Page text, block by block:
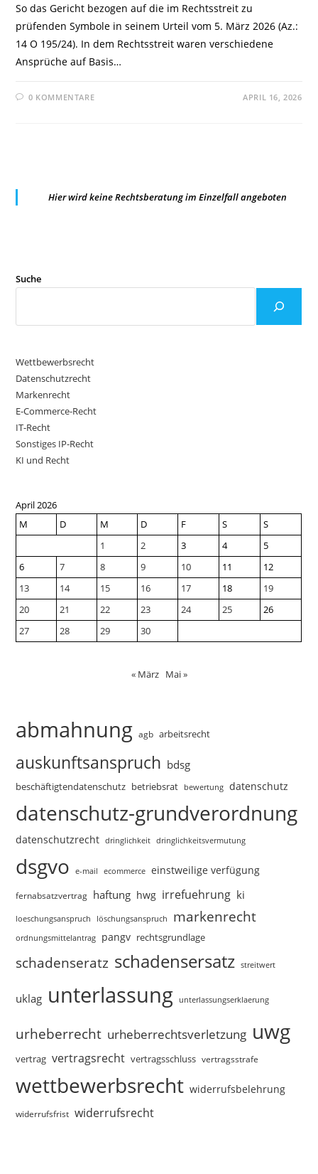
So das Gericht bezogen auf die im Rechtsstreit zu
prüfenden Symbole in seinem Urteil vom 5. März 2026 (Az.:
14 O 195/24). In dem Rechtsstreit waren verschiedene
Ansprüche auf Basis…
0 KOMMENTARE APRIL 16, 2026
Hier wird keine Rechtsberatung im Einzelfall angeboten
Suche
Wettbewerbsrecht
Datenschutzrecht
Markenrecht
E-Commerce-Recht
IT-Recht
Sonstiges IP-Recht
KI und Recht
April 2026
M
D M D F S
S
1
2 3 4
5
6
7 8 9 10 11
12
13
14 15 16 17 18
19
20
21 22 23 24 25
26
27
28 29 30
« März Mai »
abmahnung agb arbeitsrecht
auskunftsanspruch bdsg
beschäftigtendatenschutz betriebsrat bewertung datenschutz
datenschutz-grundverordnung
datenschutzrecht dringlichkeit dringlichkeitsvermutung
dsgvo e-mail ecommerce einstweilige verfügung
fernabsatzvertrag haftung hwg irrefuehrung ki
loeschungsanspruch löschungsanspruch markenrecht
ordnungsmittelantrag pangv rechtsgrundlage
schadenseratz schadensersatz streitwert
uklag unterlassung unterlassungserklaerung
urheberrecht urheberrechtsverletzung uwg
vertrag vertragsrecht vertragsschluss vertragsstrafe
wettbewerbsrecht widerrufsbelehrung
widerrufsfrist widerrufsrecht